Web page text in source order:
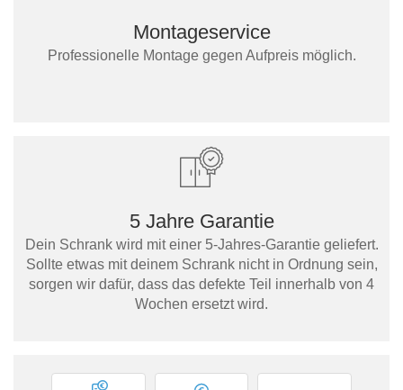
Montageservice
Professionelle Montage gegen Aufpreis möglich.
5 Jahre Garantie
Dein Schrank wird mit einer 5-Jahres-Garantie geliefert.
Sollte etwas mit deinem Schrank nicht in Ordnung sein,
sorgen wir dafür, dass das defekte Teil innerhalb von 4
Wochen ersetzt wird.